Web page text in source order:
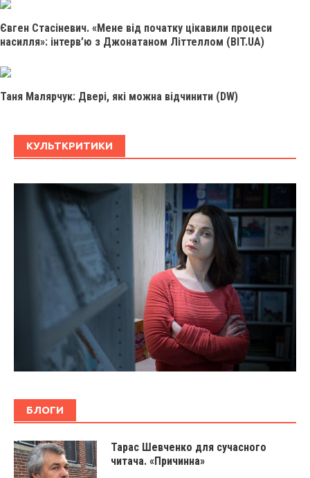
Євген Стасіневич. «Мене від початку цікавили процеси
насилля»: інтерв’ю з Джонатаном Літтеллом (BIT.UA)
Таня Малярчук: Двері, які можна відчинити (DW)
КУЛЬТКРИТИКИ
БЛОГИ
Тарас Шевченко для сучасного
читача. «Причинна»